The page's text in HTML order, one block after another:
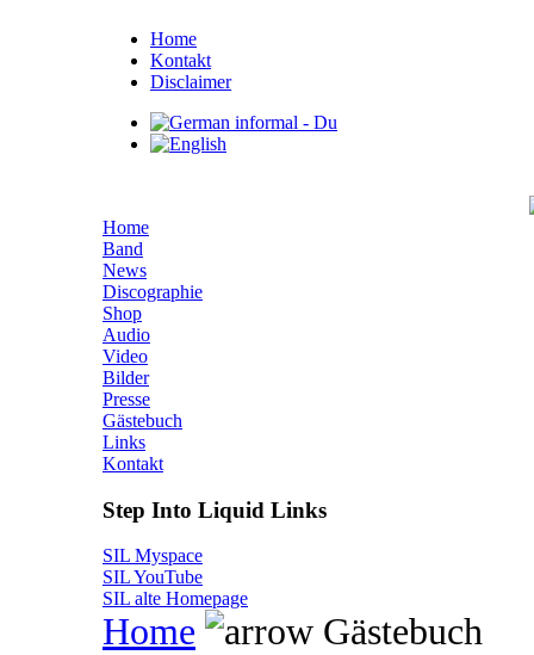
Home
Kontakt
Disclaimer
Home
Band
News
Discographie
Shop
Audio
Video
Bilder
Presse
Gästebuch
Links
Kontakt
Step Into Liquid Links
SIL Myspace
SIL YouTube
SIL alte Homepage
Home Gästebuch